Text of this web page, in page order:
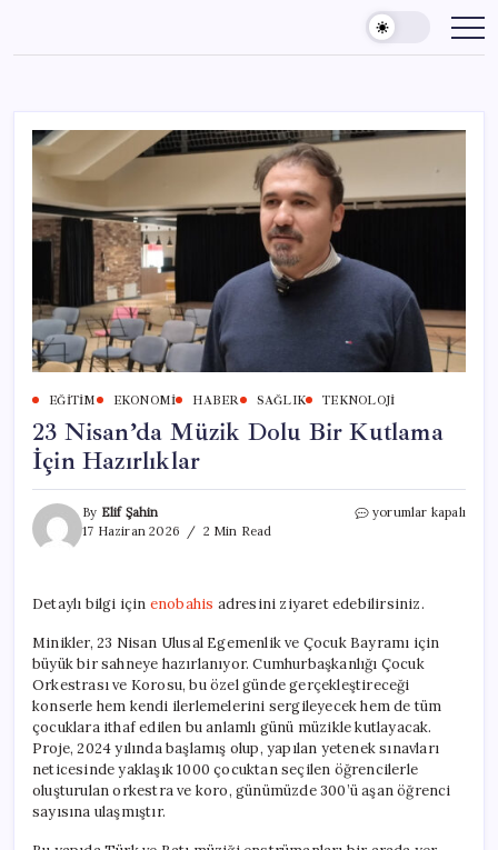
content
EĞITIM EKONOMI HABER SAĞLIK TEKNOLOJI
23 Nisan’da Müzik Dolu Bir Kutlama
İçin Hazırlıklar
By Elif Şahin
17 Haziran 2026
2 Min Read
23
Kutlama
Hazırlıklar
için
yorumlar kapalı
Detaylı bilgi için enobahis adresini ziyaret edebilirsiniz.
Minikler, 23 Nisan Ulusal Egemenlik ve Çocuk Bayramı için
büyük bir sahneye hazırlanıyor. Cumhurbaşkanlığı Çocuk
Orkestrası ve Korosu, bu özel günde gerçekleştireceği
konserle hem kendi ilerlemelerini sergileyecek hem de tüm
çocuklara ithaf edilen bu anlamlı günü müzikle kutlayacak.
Proje, 2024 yılında başlamış olup, yapılan yetenek sınavları
neticesinde yaklaşık 1000 çocuktan seçilen öğrencilerle
oluşturulan orkestra ve koro, günümüzde 300’ü aşan öğrenci
sayısına ulaşmıştır.